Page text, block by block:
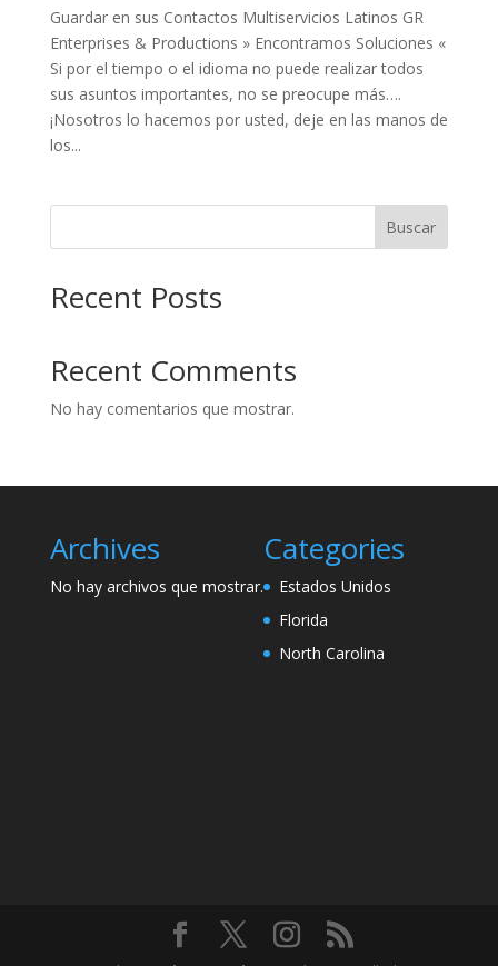
Guardar en sus Contactos Multiservicios Latinos GR
Enterprises & Productions » Encontramos Soluciones «
Si por el tiempo o el idioma no puede realizar todos
sus asuntos importantes, no se preocupe más….
¡Nosotros lo hacemos por usted, deje en las manos de
los...
Buscar
Recent Posts
Recent Comments
No hay comentarios que mostrar.
Archives
No hay archivos que mostrar.
Categories
Estados Unidos
Florida
North Carolina